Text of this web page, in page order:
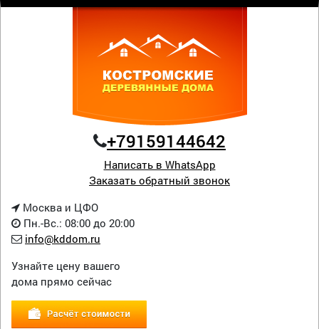
+79159144642
Написать в WhatsApp
Заказать обратный звонок
Москва и ЦФО
Пн.-Вс.: 08:00 до 20:00
info@kddom.ru
Узнайте цену вашего
дома прямо сейчас